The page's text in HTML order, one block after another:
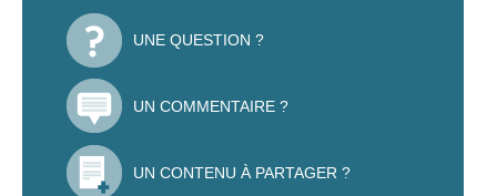
UNE QUESTION ?
UN COMMENTAIRE ?
UN CONTENU À PARTAGER ?